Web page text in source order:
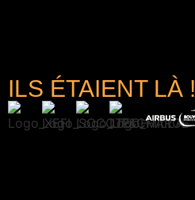
ILS ÉTAIENT LÀ !